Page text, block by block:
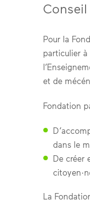
Pour la
particulier
et de
Fondation
dans le
De créer
La